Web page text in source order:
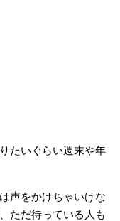
たいぐらい週末や年
声をかけちゃいけな
ただ待っている人も